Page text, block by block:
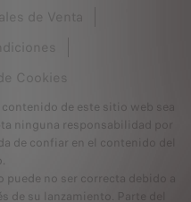
de Venta
Cookies
de este sitio web sea
ninguna responsabilidad por
de confiar en el contenido del
no ser correcta debido a
de su lanzamiento. Parte del